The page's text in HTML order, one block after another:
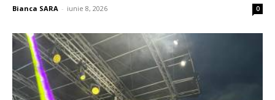
Bianca SARA - iunie 8, 2026 0